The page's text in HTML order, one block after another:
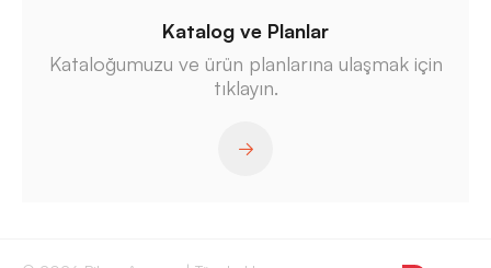
Katalog ve Planlar
Kataloğumuzu ve ürün planlarına ulaşmak için
tıklayın.